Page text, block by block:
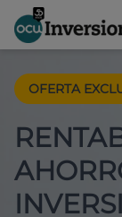
OFERTA